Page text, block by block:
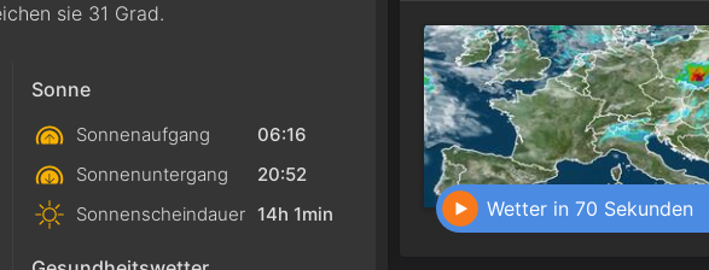
sie 31 Grad.
Sonne
Sonnenaufgang
06:16
Sonnenuntergang
20:52
Sonnenscheindauer 14h 1min Wetter in 70 Sekunden